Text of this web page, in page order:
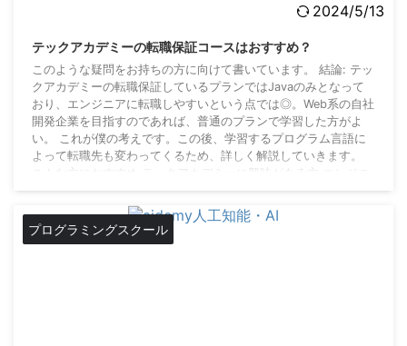
2024/5/13
テックアカデミーの転職保証コースはおすすめ？
このような疑問をお持ちの方に向けて書いています。 結論: テッ
クアカデミーの転職保証しているプランではJavaのみとなって
おり、エンジニアに転職しやすいという点では◎。Web系の自社
開発企業を目指すのであれば、普通のプランで学習した方がよ
い。 これが僕の考えです。この後、学習するプログラム言語に
よって転職先も変わってくるため、詳しく解説していきます。
こんな方におすすめ テックアカデミーに興味がある方 エンジニ
でいる方 このような方を対象としていま ...
プログラミングスクール